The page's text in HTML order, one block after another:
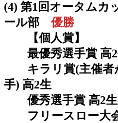
(4) 第1回オータムカ
ール部優勝
【個人賞】
最優秀選手賞 高
キラリ賞(主催者
手) 高2生
優秀選手賞 高2生
フリースロー大